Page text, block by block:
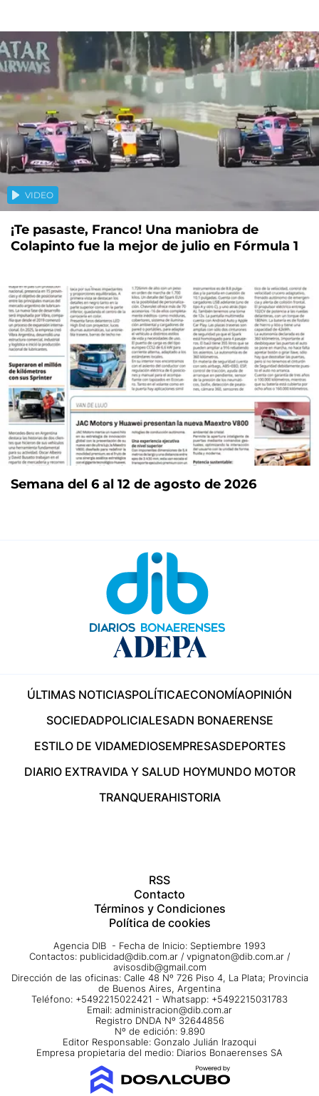
VIDEO
¡Te pasaste, Franco! Una maniobra de
Colapinto fue la mejor de julio en Fórmula 1
Semana del 6 al 12 de agosto de 2026
ÚLTIMAS NOTICIASPOLÍTICAECONOMÍAOPINIÓN
SOCIEDADPOLICIALESADN BONAERENSE
ESTILO DE VIDAMEDIOSEMPRESASDEPORTES
DIARIO EXTRAVIDA Y SALUD HOYMUNDO MOTOR
TRANQUERAHISTORIA
RSS
Contacto
Términos y Condiciones
Política de cookies
Agencia DIB - Fecha de Inicio: Septiembre 1993
Contactos: publicidad@dib.com.ar / vpignaton@dib.com.ar /
avisosdib@gmail.com
Dirección de las oficinas: Calle 48 Nº 726 Piso 4, La Plata; Provincia
de Buenos Aires, Argentina
Teléfono: +5492215022421 - Whatsapp: +5492215031783
Email: administracion@dib.com.ar
Registro DNDA Nº 32644856
Nº de edición: 9.890
Editor Responsable: Gonzalo Julián Irazoqui
Empresa propietaria del medio: Diarios Bonaerenses SA